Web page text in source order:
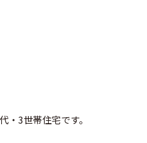
3世帯住宅です。